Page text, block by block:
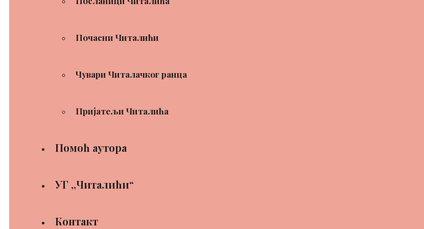
Почасни Читалићи
Чувари Читалачког ранца
Пријатељи Читалића
Помоћ аутора
УГ ,,Читалићи“
Контакт